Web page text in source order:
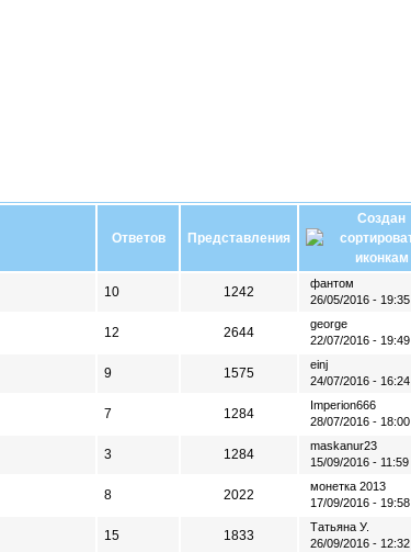
Ответов Представления
Создан
10 1242
фантом
26/05/2016 - 19:35
12 2644
george
22/07/2016 - 19:49
9 1575
einj
24/07/2016 - 16:24
7 1284
Imperion666
28/07/2016 - 18:00
3 1284
maskanur23
15/09/2016 - 11:59
8 2022
монетка 2013
17/09/2016 - 19:58
15 1833
Татьяна У.
26/09/2016 - 12:32